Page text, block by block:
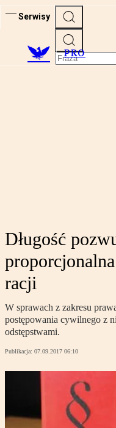
Serwisy
PRO
Długość
racji
W sprawach z zakresu
postępowania cywilnego z
odstępstwami.
Publikacja: 07.09.2017 06:10